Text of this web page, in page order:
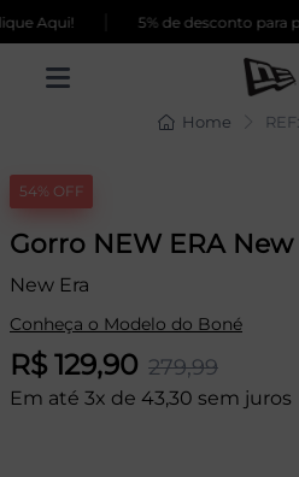
Aqui! 5% de desconto para
Home
54% OFF
Gorro NEW ERA New
New Era
Conheça o Modelo do Boné
R$ 129,90 279,99
Em até 3x de 43,30 sem juros